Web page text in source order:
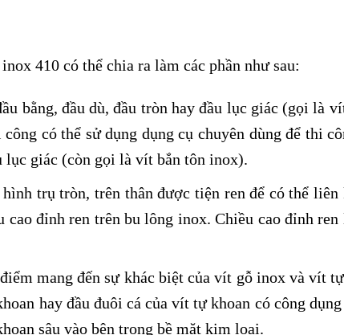
410 có thể chia ra làm các phần như sau:
bằng, đầu dù, đầu tròn hay đầu lục giác (gọi
có thể sử dụng dụng cụ chuyên dùng để thi
lục giác (còn gọi là vít bắn tôn inox).
hình trụ tròn, trên thân được tiện ren để có thể
cao đỉnh ren trên bu lông inox. Chiều cao đỉnh
mang đến sự khác biệt của vít gỗ inox và vít
hay đầu đuôi cá của vít tự khoan có công
sâu vào bên trong bề mặt kim loại.